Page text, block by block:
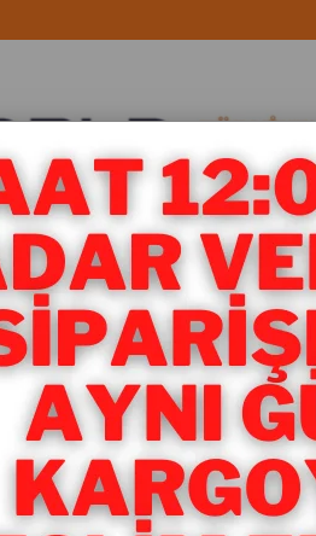
ÜRÜNLERİ
KARÖSER
Marka